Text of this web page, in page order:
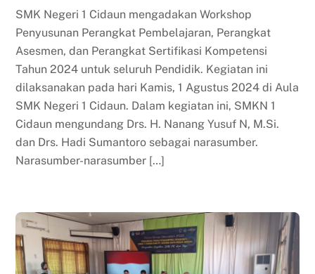
SMK Negeri 1 Cidaun mengadakan Workshop
Penyusunan Perangkat Pembelajaran, Perangkat
Asesmen, dan Perangkat Sertifikasi Kompetensi
Tahun 2024 untuk seluruh Pendidik. Kegiatan ini
dilaksanakan pada hari Kamis, 1 Agustus 2024 di Aula
SMK Negeri 1 Cidaun. Dalam kegiatan ini, SMKN 1
Cidaun mengundang Drs. H. Nanang Yusuf N, M.Si.
dan Drs. Hadi Sumantoro sebagai narasumber.
Narasumber-narasumber […]